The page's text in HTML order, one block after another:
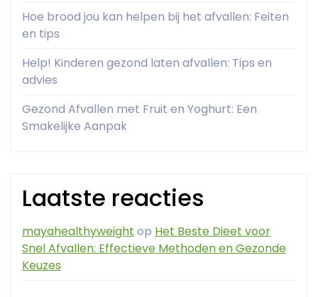
Hoe brood jou kan helpen bij het afvallen: Feiten
en tips
Help! Kinderen gezond laten afvallen: Tips en
advies
Gezond Afvallen met Fruit en Yoghurt: Een
Smakelijke Aanpak
Laatste reacties
mayahealthyweight op Het Beste Dieet voor
Snel Afvallen: Effectieve Methoden en Gezonde
Keuzes